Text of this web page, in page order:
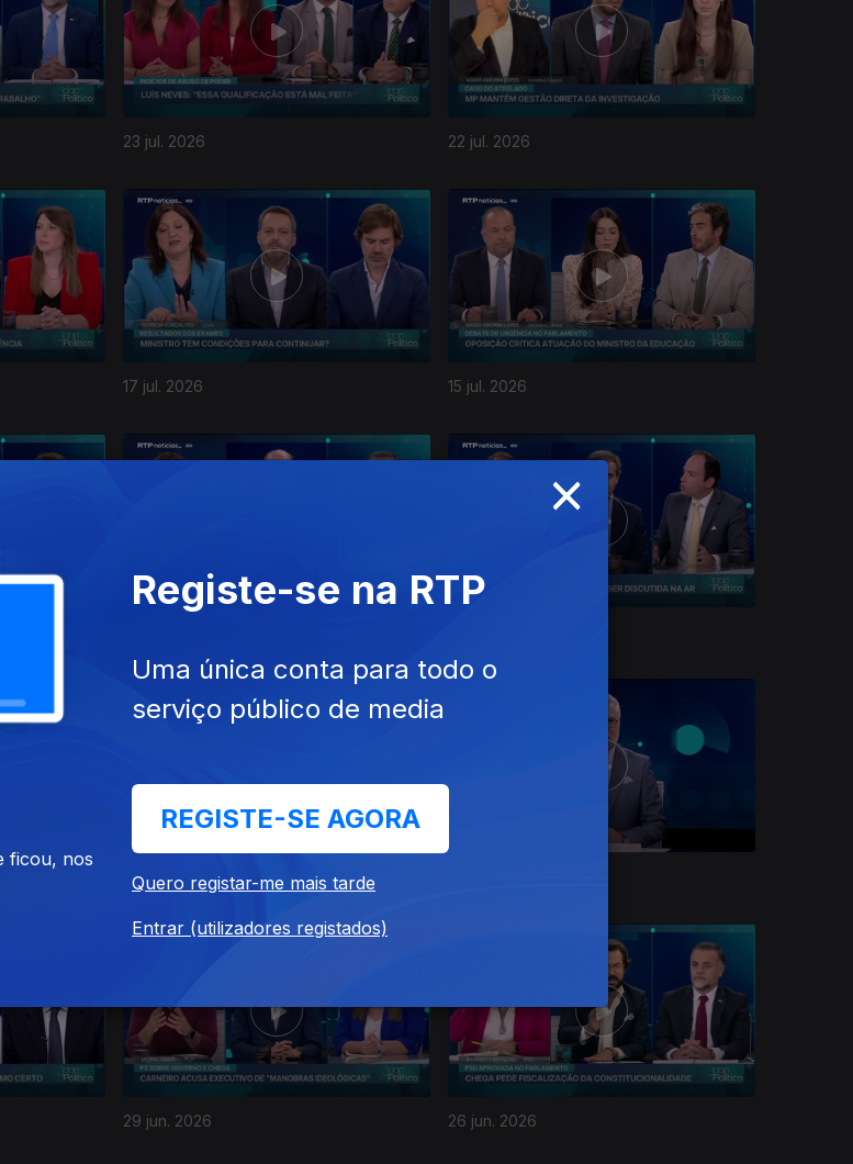
23 jul. 2026 22 jul. 2026
17 jul. 2026 15 jul. 2026
03 jul. 2026
29 jun. 2026 26 jun. 2026
×
ficou, nos
Registe-se na RTP
Uma única conta para todo o
serviço público de media
REGISTE-SE AGORA
Quero registar-me mais tarde
Entrar (utilizadores registados)